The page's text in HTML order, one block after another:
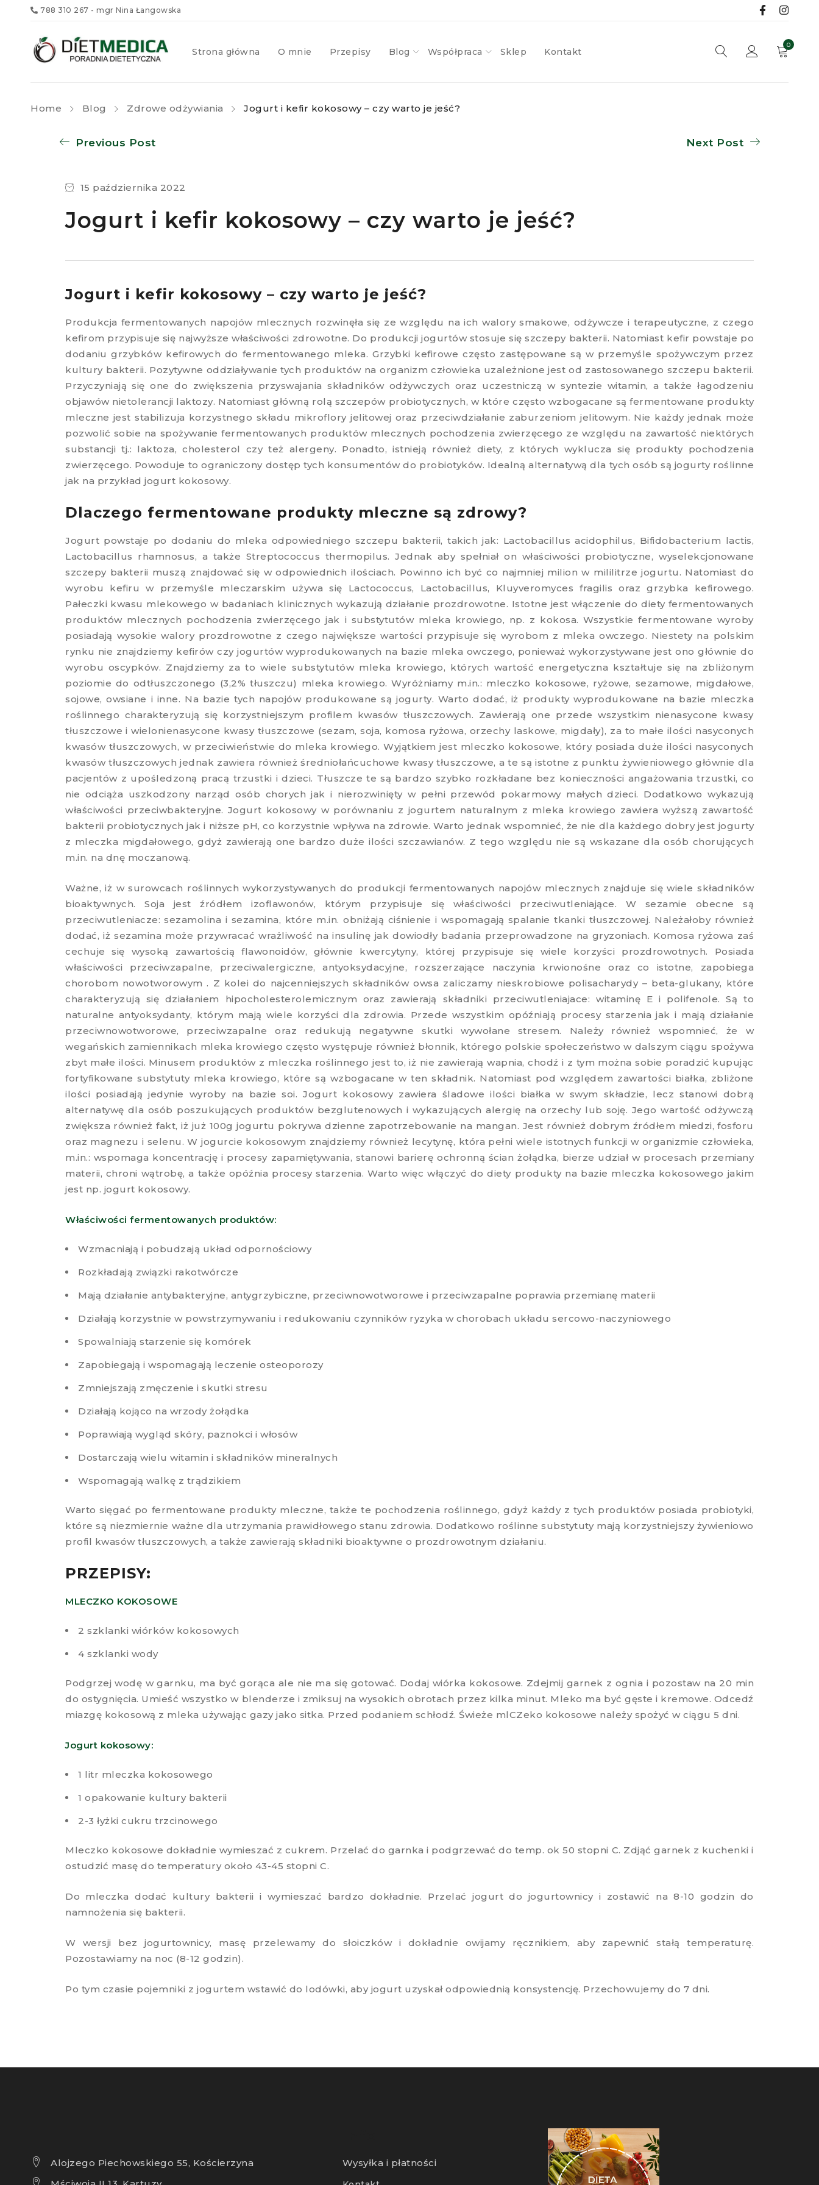
788 310 267 - mgr Nina Łangowska
Strona główna O mnie Przepisy Blog Współpraca Sklep Kontakt
0
Home Blog Zdrowe odżywiania Jogurt i kefir kokosowy – czy warto je jeść?
Previous Post Next Post
15 października 2022
Jogurt i kefir kokosowy – czy warto je jeść?
Jogurt i kefir kokosowy – czy warto je jeść?
Produkcja fermentowanych napojów mlecznych rozwinęła się ze względu na ich walory smakowe, odżywcze i terapeutyczne, z czego
kefirom przypisuje się najwyższe właściwości zdrowotne. Do produkcji jogurtów stosuje się szczepy bakterii. Natomiast kefir powstaje po
dodaniu grzybków kefirowych do fermentowanego mleka. Grzybki kefirowe często zastępowane są w przemyśle spożywczym przez
kultury bakterii. Pozytywne oddziaływanie tych produktów na organizm człowieka uzależnione jest od zastosowanego szczepu bakterii.
Przyczyniają się one do zwiększenia przyswajania składników odżywczych oraz uczestniczą w syntezie witamin, a także łagodzeniu
objawów nietolerancji laktozy. Natomiast główną rolą szczepów probiotycznych, w które często wzbogacane są fermentowane produkty
mleczne jest stabilizuja korzystnego składu mikroflory jelitowej oraz przeciwdziałanie zaburzeniom jelitowym. Nie każdy jednak może
pozwolić sobie na spożywanie fermentowanych produktów mlecznych pochodzenia zwierzęcego ze względu na zawartość niektórych
substancji tj.: laktoza, cholesterol czy też alergeny. Ponadto, istnieją również diety, z których wyklucza się produkty pochodzenia
zwierzęcego. Powoduje to ograniczony dostęp tych konsumentów do probiotyków. Idealną alternatywą dla tych osób są jogurty roślinne
jak na przykład jogurt kokosowy.
Dlaczego fermentowane produkty mleczne są zdrowy?
Jogurt powstaje po dodaniu do mleka odpowiedniego szczepu bakterii, takich jak: Lactobacillus acidophilus, Bifidobacterium lactis,
Lactobacillus rhamnosus, a także Streptococcus thermopilus. Jednak aby spełniał on właściwości probiotyczne, wyselekcjonowane
szczepy bakterii muszą znajdować się w odpowiednich ilościach. Powinno ich być co najmniej milion w mililitrze jogurtu. Natomiast do
wyrobu kefiru w przemyśle mleczarskim używa się Lactococcus, Lactobacillus, Kluyveromyces fragilis oraz grzybka kefirowego.
Pałeczki kwasu mlekowego w badaniach klinicznych wykazują działanie prozdrowotne. Istotne jest włączenie do diety fermentowanych
produktów mlecznych pochodzenia zwierzęcego jak i substytutów mleka krowiego, np. z kokosa. Wszystkie fermentowane wyroby
posiadają wysokie walory prozdrowotne z czego największe wartości przypisuje się wyrobom z mleka owczego. Niestety na polskim
rynku nie znajdziemy kefirów czy jogurtów wyprodukowanych na bazie mleka owczego, ponieważ wykorzystywane jest ono głównie do
wyrobu oscypków. Znajdziemy za to wiele substytutów mleka krowiego, których wartość energetyczna kształtuje się na zbliżonym
poziomie do odtłuszczonego (3,2% tłuszczu) mleka krowiego. Wyróżniamy m.in.: mleczko kokosowe, ryżowe, sezamowe, migdałowe,
sojowe, owsiane i inne. Na bazie tych napojów produkowane są jogurty. Warto dodać, iż produkty wyprodukowane na bazie mleczka
roślinnego charakteryzują się korzystniejszym profilem kwasów tłuszczowych. Zawierają one przede wszystkim nienasycone kwasy
tłuszczowe i wielonienasycone kwasy tłuszczowe (sezam, soja, komosa ryżowa, orzechy laskowe, migdały), za to małe ilości nasyconych
kwasów tłuszczowych, w przeciwieństwie do mleka krowiego. Wyjątkiem jest mleczko kokosowe, który posiada duże ilości nasyconych
kwasów tłuszczowych jednak zawiera również średniołańcuchowe kwasy tłuszczowe, a te są istotne z punktu żywieniowego głównie dla
pacjentów z upośledzoną pracą trzustki i dzieci. Tłuszcze te są bardzo szybko rozkładane bez konieczności angażowania trzustki, co
nie odciąża uszkodzony narząd osób chorych jak i nierozwinięty w pełni przewód pokarmowy małych dzieci. Dodatkowo wykazują
właściwości przeciwbakteryjne. Jogurt kokosowy w porównaniu z jogurtem naturalnym z mleka krowiego zawiera wyższą zawartość
bakterii probiotycznych jak i niższe pH, co korzystnie wpływa na zdrowie. Warto jednak wspomnieć, że nie dla każdego dobry jest jogurty
z mleczka migdałowego, gdyż zawierają one bardzo duże ilości szczawianów. Z tego względu nie są wskazane dla osób chorujących
m.in. na dnę moczanową.
Ważne, iż w surowcach roślinnych wykorzystywanych do produkcji fermentowanych napojów mlecznych znajduje się wiele składników
bioaktywnych. Soja jest źródłem izoflawonów, którym przypisuje się właściwości przeciwutleniające. W sezamie obecne są
przeciwutleniacze: sezamolina i sezamina, które m.in. obniżają ciśnienie i wspomagają spalanie tkanki tłuszczowej. Należałoby również
dodać, iż sezamina może przywracać wrażliwość na insulinę jak dowiodły badania przeprowadzone na gryzoniach. Komosa ryżowa zaś
cechuje się wysoką zawartością flawonoidów, głównie kwercytyny, której przypisuje się wiele korzyści prozdrowotnych. Posiada
właściwości przeciwzapalne, przeciwalergiczne, antyoksydacyjne, rozszerzające naczynia krwionośne oraz co istotne, zapobiega
chorobom nowotworowym . Z kolei do najcenniejszych składników owsa zaliczamy nieskrobiowe polisacharydy – beta-glukany, które
charakteryzują się działaniem hipocholesterolemicznym oraz zawierają składniki przeciwutleniajace: witaminę E i polifenole. Są to
naturalne antyoksydanty, którym mają wiele korzyści dla zdrowia. Przede wszystkim opóźniają procesy starzenia jak i mają działanie
przeciwnowotworowe, przeciwzapalne oraz redukują negatywne skutki wywołane stresem. Należy również wspomnieć, że w
wegańskich zamiennikach mleka krowiego często występuje również błonnik, którego polskie społeczeństwo w dalszym ciągu spożywa
zbyt małe ilości. Minusem produktów z mleczka roślinnego jest to, iż nie zawierają wapnia, chodź i z tym można sobie poradzić kupując
fortyfikowane substytuty mleka krowiego, które są wzbogacane w ten składnik. Natomiast pod względem zawartości białka, zbliżone
ilości posiadają jedynie wyroby na bazie soi. Jogurt kokosowy zawiera śladowe ilości białka w swym składzie, lecz stanowi dobrą
alternatywę dla osób poszukujących produktów bezglutenowych i wykazujących alergię na orzechy lub soję. Jego wartość odżywczą
zwiększa również fakt, iż już 100g jogurtu pokrywa dzienne zapotrzebowanie na mangan. Jest również dobrym źródłem miedzi, fosforu
oraz magnezu i selenu. W jogurcie kokosowym znajdziemy również lecytynę, która pełni wiele istotnych funkcji w organizmie człowieka,
m.in.: wspomaga koncentrację i procesy zapamiętywania, stanowi barierę ochronną ścian żołądka, bierze udział w procesach przemiany
materii, chroni wątrobę, a także opóźnia procesy starzenia. Warto więc włączyć do diety produkty na bazie mleczka kokosowego jakim
jest np. jogurt kokosowy.
Właściwości fermentowanych produktów:
Wzmacniają i pobudzają układ odpornościowy
Rozkładają związki rakotwórcze
Mają działanie antybakteryjne, antygrzybiczne, przeciwnowotworowe i przeciwzapalne poprawia przemianę materii
Działają korzystnie w powstrzymywaniu i redukowaniu czynników ryzyka w chorobach układu sercowo-naczyniowego
Spowalniają starzenie się komórek
Zapobiegają i wspomagają leczenie osteoporozy
Zmniejszają zmęczenie i skutki stresu
Działają kojąco na wrzody żołądka
Poprawiają wygląd skóry, paznokci i włosów
Dostarczają wielu witamin i składników mineralnych
Wspomagają walkę z trądzikiem
Warto sięgać po fermentowane produkty mleczne, także te pochodzenia roślinnego, gdyż każdy z tych produktów posiada probiotyki,
które są niezmiernie ważne dla utrzymania prawidłowego stanu zdrowia. Dodatkowo roślinne substytuty mają korzystniejszy żywieniowo
profil kwasów tłuszczowych, a także zawierają składniki bioaktywne o prozdrowotnym działaniu.
PRZEPISY:
MLECZKO KOKOSOWE
2 szklanki wiórków kokosowych
4 szklanki wody
Podgrzej wodę w garnku, ma być gorąca ale nie ma się gotować. Dodaj wiórka kokosowe. Zdejmij garnek z ognia i pozostaw na 20 min
do ostygnięcia. Umieść wszystko w blenderze i zmiksuj na wysokich obrotach przez kilka minut. Mleko ma być gęste i kremowe. Odcedź
miazgę kokosową z mleka używając gazy jako sitka. Przed podaniem schłodź. Świeże mlCZeko kokosowe należy spożyć w ciągu 5 dni.
Jogurt kokosowy:
1 litr mleczka kokosowego
1 opakowanie kultury bakterii
2-3 łyżki cukru trzcinowego
Mleczko kokosowe dokładnie wymieszać z cukrem. Przelać do garnka i podgrzewać do temp. ok 50 stopni C. Zdjąć garnek z kuchenki i
ostudzić masę do temperatury około 43-45 stopni C.
Do mleczka dodać kultury bakterii i wymieszać bardzo dokładnie. Przelać jogurt do jogurtownicy i zostawić na 8-10 godzin do
namnożenia się bakterii.
W wersji bez jogurtownicy, masę przelewamy do słoiczków i dokładnie owijamy ręcznikiem, aby zapewnić stałą temperaturę.
Pozostawiamy na noc (8-12 godzin).
Po tym czasie pojemniki z jogurtem wstawić do lodówki, aby jogurt uzyskał odpowiednią konsystencję. Przechowujemy do 7 dni.
Alojzego Piechowskiego 55, Kościerzyna
Wysyłka i płatności